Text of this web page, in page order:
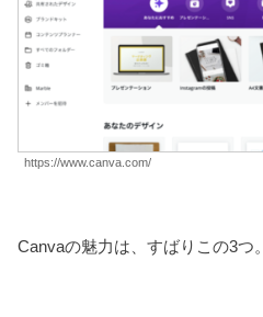
https://www.canva.com/
Canvaの魅力は、すばりこの3つ。